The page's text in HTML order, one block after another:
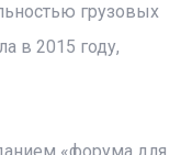
грузовых
в 2015 году,